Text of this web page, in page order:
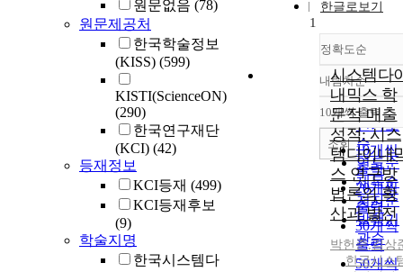
원문없음 (78)
원문제공처
한국학술정보
(KISS) (599)
KISTI(ScienceON)
(290)
한국연구재단
(KCI) (42)
등재정보
KCI등재 (499)
KCI등재후보
(9)
학술지명
한국시스템다
한글로보기
정확도순
정확도
순
인기도
순
연도순
제목순
저자순
발행기
관순
내림차순
내림차
10개씩 출력
10개씩
출력
20개씩
출력
30개씩
출력
50개씩
조회
1
시스템다
내믹스 학
문적 매출
성적: 시스
템다이내
스 연구방
법론의 확
산과 발전
박헌준,김상
한국시스